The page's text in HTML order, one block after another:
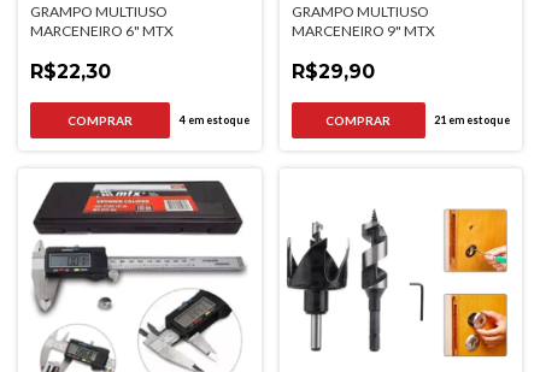
GRAMPO MULTIUSO
MARCENEIRO 6" MTX
R$22,30
4em estoque
GRAMPO MULTIUSO
MARCENEIRO 9" MTX
R$29,90
21em estoque